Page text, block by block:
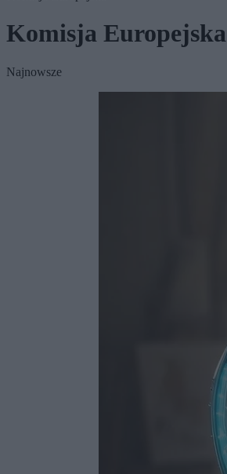
Komisja Europejska
Najnowsze